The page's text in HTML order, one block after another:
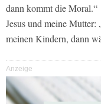
dann kommt die Moral.“
Jesus und meine
meinen Kindern, dann
Anzeige